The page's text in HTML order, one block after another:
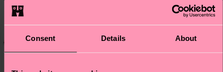
Consent Details About